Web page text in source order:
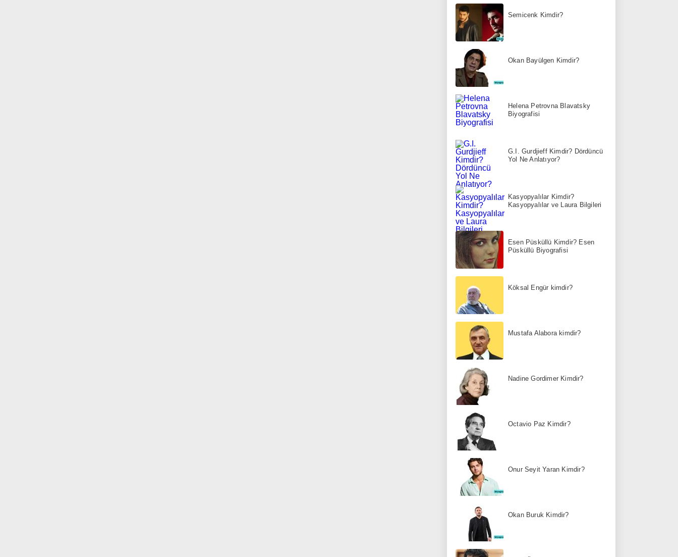
Semicenk Kimdir?
Okan Bayülgen Kimdir?
Helena Petrovna Blavatsky
Biyografisi
G.I. Gurdjieff Kimdir? Dördüncü
Yol Ne Anlatıyor?
Kasyopyalılar Kimdir?
Kasyopyalılar ve Laura Bilgileri
Esen Püsküllü Kimdir? Esen
Püsküllü Biyografisi
Köksal Engür kimdir?
Mustafa Alabora kimdir?
Nadine Gordimer Kimdir?
Octavio Paz Kimdir?
Onur Seyit Yaran Kimdir?
Okan Buruk Kimdir?